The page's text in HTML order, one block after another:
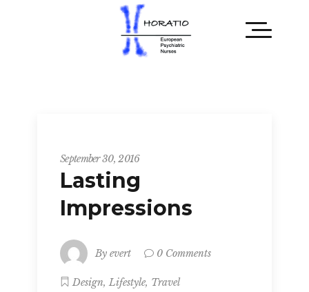
September 30, 2016
Lasting
Impressions
By evert 0 Comments
Design, Lifestyle, Travel